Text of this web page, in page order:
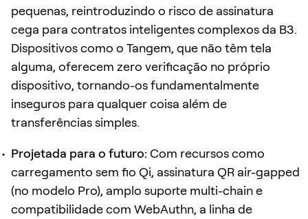
pequenas, reintroduzindo o risco de assinatura
cega para contratos inteligentes complexos da B3.
Dispositivos como o Tangem, que não têm tela
alguma, oferecem zero verificação no próprio
dispositivo, tornando-os fundamentalmente
inseguros para qualquer coisa além de
transferências simples.
Projetada para o futuro: Com recursos como
carregamento sem fio Qi, assinatura QR air-gapped
(no modelo Pro), amplo suporte multi-chain e
compatibilidade com WebAuthn, a linha de